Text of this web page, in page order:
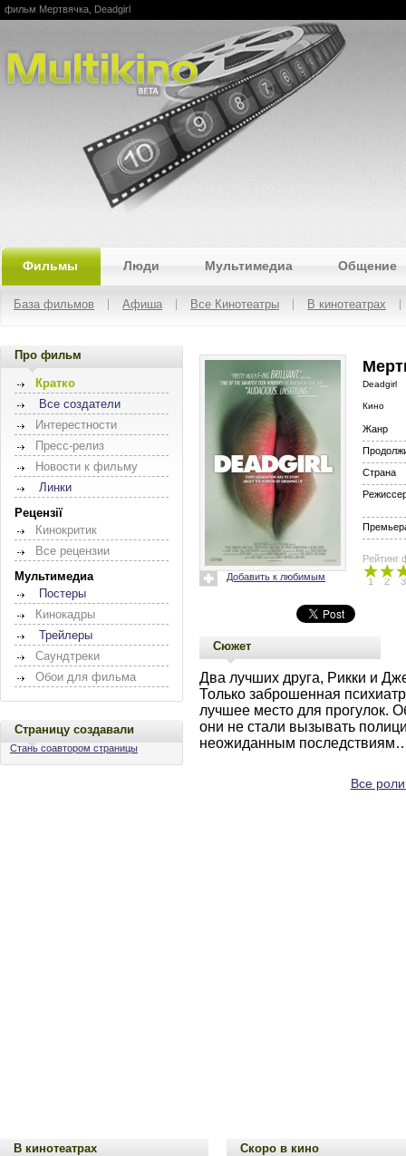
Multikino
фильм Мертвячка, Deadgirl
Фильмы Люди Мультимедиа Общение
База фильмов Афиша Все Кинотеатры В кинотеатрах
Про фильм
Кратко
Все создатели
Интерестности
Пресс-релиз
Новости к фильму
Линки
Рецензії
Кинокритик
Все рецензии
Мультимедиа
Постеры
Кинокадры
Трейлеры
Саундтреки
Обои для фильма
Страницу создавали
Стань соавтором страницы
Добавить к любимым
Deadgirl
Кино
Жанр
Страна
Рейтинг
1 2 3
Сюжет
Два лучших друга, Рикки и
Только заброшенная
лучшее место для прогулок.
они не стали вызывать
неожиданным
Все
В кинотеатрах Скоро в кино